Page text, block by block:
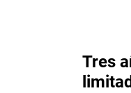
Tres